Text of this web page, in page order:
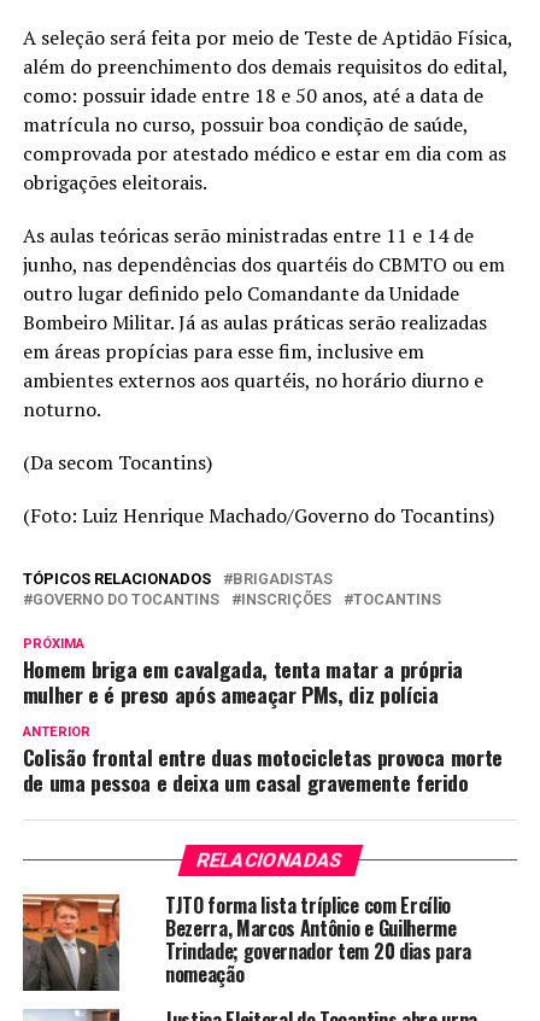
A seleção será feita por meio de Teste de Aptidão Física,
além do preenchimento dos demais requisitos do edital,
como: possuir idade entre 18 e 50 anos, até a data de
matrícula no curso, possuir boa condição de saúde,
comprovada por atestado médico e estar em dia com as
obrigações eleitorais.
As aulas teóricas serão ministradas entre 11 e 14 de
junho, nas dependências dos quartéis do CBMTO ou em
outro lugar definido pelo Comandante da Unidade
Bombeiro Militar. Já as aulas práticas serão realizadas
em áreas propícias para esse fim, inclusive em
ambientes externos aos quartéis, no horário diurno e
noturno.
(Da secom Tocantins)
(Foto: Luiz Henrique Machado/Governo do Tocantins)
TÓPICOS RELACIONADOS
BRIGADISTAS
GOVERNO DO TOCANTINS
INSCRIÇÕES TOCANTINS
PRÓXIMA
Homem briga em cavalgada, tenta matar a própria
mulher e é preso após ameaçar PMs, diz polícia
ANTERIOR
Colisão frontal entre duas motocicletas provoca morte
de uma pessoa e deixa um casal gravemente ferido
RELACIONADAS
TJTO forma lista tríplice com Ercílio
Bezerra, Marcos Antônio e Guilherme
Trindade; governador tem 20 dias para
nomeação